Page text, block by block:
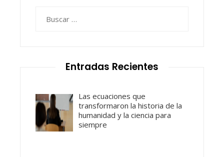
Entradas Recientes
Las ecuaciones que
transformaron la historia de la
humanidad y la ciencia para
siempre